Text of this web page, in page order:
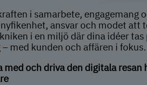
i samarbete, engagemang
ansvar och modet att
i en miljö där dina idéer
med kunden och affären i fokus.
med och driva den digitala resan